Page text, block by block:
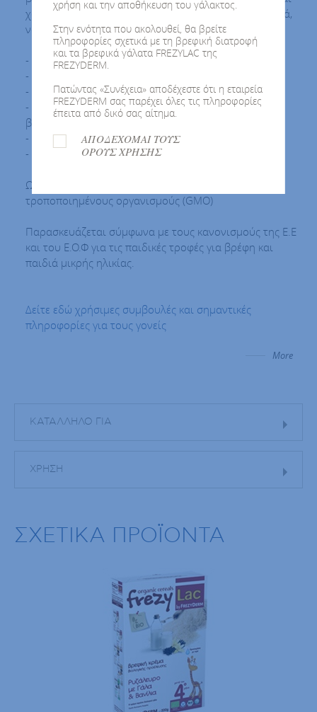
χρήση και την αποθήκευση του γάλακτος.
Στην ενότητα που ακολουθεί, θα βρείτε
πληροφορίες σχετικά με τη βρεφική διατροφή
και τα βρεφικά γάλατα FREZYLAC της
FREZYDERM.
Πατώντας «Συνέχεια» αποδέχεστε ότι η εταιρεία
FREZYDERM σας παρέχει όλες τις πληροφορίες
έπειτα από δικό σας αίτημα.
ΑΠΟΔΕΧΟΜΑΙ ΤΟΥΣ
ΟΡΟΥΣ ΧΡΗΣΗΣ
χαμηλά ποσοστά σε υδατάνθρακες, κορεσμένα λιπαρά,
νάτριο και κάλιο για την ανάπτυξη του βρέφους.
- Προϊόν Βιολογικής Γεωργίας
- Δεν περιέχει γλουτένη
- Χωρίς προσθήκη ζάχαρης
- Δεν περιέχει συντηρητικά, χρωστικές, συνθετικές ή
βελτιωτικές ουσίες
- Αποτελεί πλήρες γεύμα
- Προετοιμάζεται με νερό
Ως βιολογικό προϊόν δεν περιέχει γενετικά
τροποποιημένους οργανισμούς (GMO)
Παρασκευάζεται σύμφωνα με τους κανονισμούς της Ε.Ε
και του Ε.Ο.Φ για τις παιδικές τροφές για βρέφη και
παιδιά μικρής ηλικίας.
Δείτε εδώ χρήσιμες συμβουλές και σημαντικές
πληροφορίες για τους γονείς
More
ΚΑΤΑΛΛΗΛΟ ΓΙΑ
ΧΡΗΣΗ
ΣΧΕΤΙΚΑ ΠΡΟΪΟΝΤΑ